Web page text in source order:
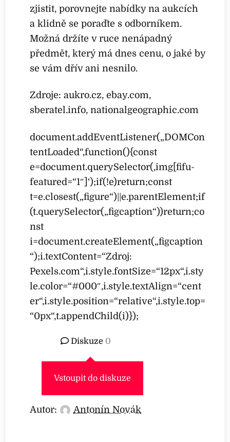
zjistit, porovnejte nabídky na aukcích
a klidně se poraďte s odborníkem.
Možná držíte v ruce nenápadný
předmět, který má dnes cenu, o jaké by
se vám dřív ani nesnilo.
Zdroje: aukro.cz, ebay.com,
sberatel.info, nationalgeographic.com
document.addEventListener(„DOMCon
tentLoaded“,function(){const
e=document.querySelector(‚img[fifu-
featured=“1″]‘);if(!e)return;const
t=e.closest(„figure“)||e.parentElement;if
(t.querySelector(„figcaption“))return;co
nst
i=document.createElement(„figcaption
“);i.textContent=“Zdroj:
Pexels.com“,i.style.fontSize=“12px“,i.sty
le.color=“#000″,i.style.textAlign=“cent
er“,i.style.position=“relative“,i.style.top=
“0px“,t.appendChild(i)});
Diskuze 0
Vstoupit do diskuze
Autor: Antonín Novák